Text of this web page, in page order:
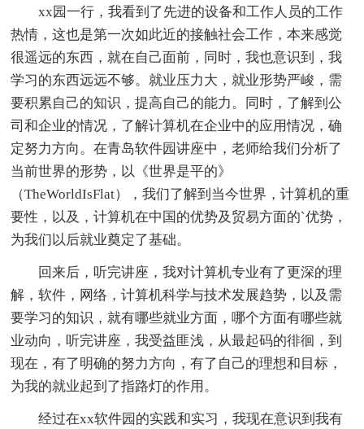
xx园一行，我看到了先进的设备和工作人员的工作
热情，这也是第一次如此近的接触社会工作，本来感觉
很遥远的东西，就在自己面前，同时，我也意识到，我
学习的东西远远不够。就业压力大，就业形势严峻，需
要积累自己的知识，提高自己的能力。同时，了解到公
司和企业的情况，了解计算机在企业中的应用情况，确
定努力方向。在青岛软件园讲座中，老师给我们分析了
当前世界的形势，以《世界是平的》
（TheWorldIsFlat），我们了解到当今世界，计算机的重
要性，以及，计算机在中国的优势及贸易方面的`优势，
为我们以后就业奠定了基础。
回来后，听完讲座，我对计算机专业有了更深的理
解，软件，网络，计算机科学与技术发展趋势，以及需
要学习的知识，就有哪些就业方面，哪个方面有哪些就
业动向，听完讲座，我受益匪浅，从最起码的徘徊，到
现在，有了明确的努力方向，有了自己的理想和目标，
为我的就业起到了指路灯的作用。
经过在xx软件园的实践和实习，我现在意识到我有